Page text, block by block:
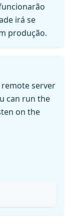
irá se
produção.
server
can run the
on the